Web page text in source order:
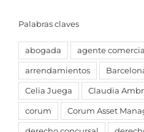
Palabras claves
abogada agente
arrendamientos
Celia Juega Claudia
corum Corum Asset